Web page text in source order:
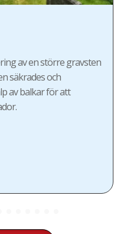
av en större gravsten
säkrades och
av balkar för att